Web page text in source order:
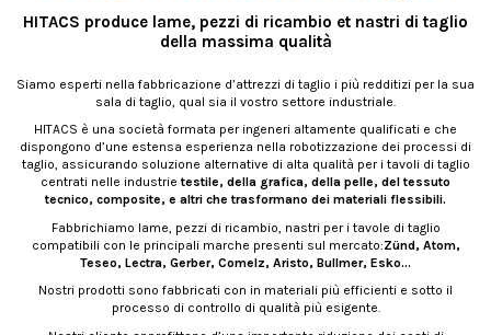
HITACS produce lame, pezzi di ricambio et nastri di taglio
della massima qualità
Siamo esperti nella fabbricazione d’attrezzi di taglio i più redditizi per la sua
sala di taglio, qual sia il vostro settore industriale.
HITACS è una società formata per ingeneri altamente qualificati e che
dispongono d’une estensa esperienza nella robotizzazione dei processi di
taglio, assicurando soluzione alternative di alta qualità per i tavoli di taglio
centrati nelle industrietestile, della grafica, della pelle, del tessuto
tecnico, composite, e altri che trasformano dei materiali flessibili.
Fabbrichiamo lame, pezzi di ricambio, nastri per i tavole di taglio
compatibili con le principali marche presenti sul mercato:Zünd, Atom,
Teseo, Lectra, Gerber, Comelz, Aristo, Bullmer, Esko…
Nostri prodotti sono fabbricati con in materiali più efficienti e sotto il
processo di controllo di qualità più esigente.